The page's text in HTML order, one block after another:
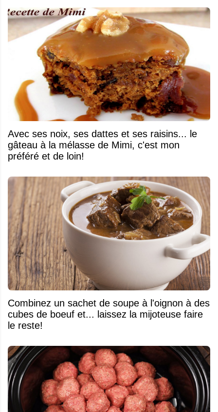
Avec ses noix, ses dattes et ses raisins... le
gâteau à la mélasse de Mimi, c'est mon
préféré et de loin!
Combinez un sachet de soupe à l'oignon à des
cubes de boeuf et... laissez la mijoteuse faire
le reste!